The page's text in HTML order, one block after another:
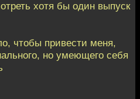
хотя бы один выпуск
чтобы привести меня,
но умеющего себя